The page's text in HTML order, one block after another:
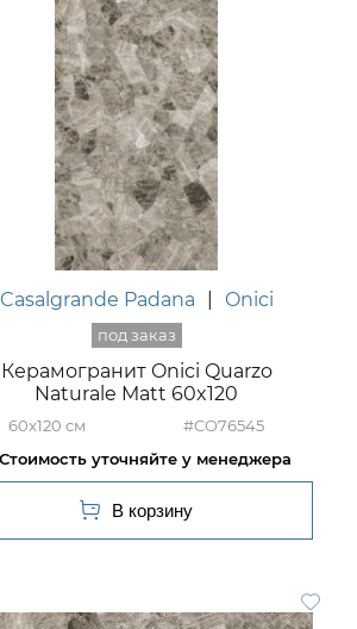
Casalgrande Padana Onici
Керамогранит Onici Quarzo
Naturale Matt 60x120
60x120 #CO76545